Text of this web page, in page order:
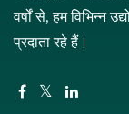
वर्षों से, हम विभिन्न
प्रदाता रहे हैं।